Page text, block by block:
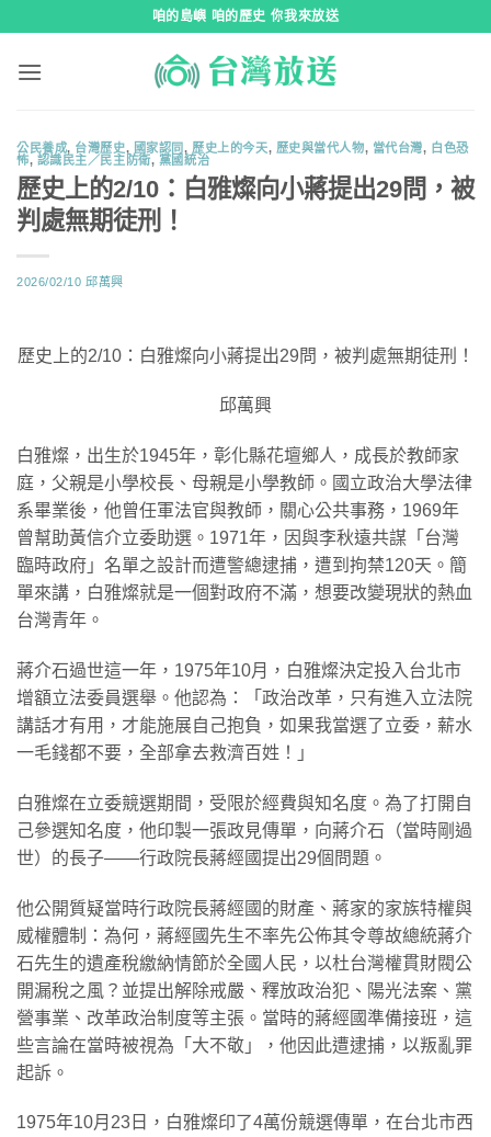
咱的島嶼 咱的歷史 你我來放送
公民養成, 台灣歷史, 國家認同, 歷史上的今天, 歷史與當代人物, 當代台灣, 白色恐
怖, 認識民主／民主防衛, 黨國統治
歷史上的2/10：白雅燦向小蔣提出29問，被
判處無期徒刑！
2026/02/10 邱萬興
歷史上的2/10：白雅燦向小蔣提出29問，被判處無期徒刑！
邱萬興
白雅燦，出生於1945年，彰化縣花壇鄉人，成長於教師家
庭，父親是小學校長、母親是小學教師。國立政治大學法律
系畢業後，他曾任軍法官與教師，關心公共事務，1969年
曾幫助黃信介立委助選。1971年，因與李秋遠共謀「台灣
臨時政府」名單之設計而遭警總逮捕，遭到拘禁120天。簡
單來講，白雅燦就是一個對政府不滿，想要改變現狀的熱血
台灣青年。
蔣介石過世這一年，1975年10月，白雅燦決定投入台北市
增額立法委員選舉。他認為：「政治改革，只有進入立法院
講話才有用，才能施展自己抱負，如果我當選了立委，薪水
一毛錢都不要，全部拿去救濟百姓！」
白雅燦在立委競選期間，受限於經費與知名度。為了打開自
己參選知名度，他印製一張政見傳單，向蔣介石（當時剛過
世）的長子——行政院長蔣經國提出29個問題。
他公開質疑當時行政院長蔣經國的財產、蔣家的家族特權與
威權體制：為何，蔣經國先生不率先公佈其令尊故總統蔣介
石先生的遺產稅繳納情節於全國人民，以杜台灣權貫財閥公
開漏稅之風？並提出解除戒嚴、釋放政治犯、陽光法案、黨
營事業、改革政治制度等主張。當時的蔣經國準備接班，這
些言論在當時被視為「大不敬」，他因此遭逮捕，以叛亂罪
起訴。
1975年10月23日，白雅燦印了4萬份競選傳單，在台北市西